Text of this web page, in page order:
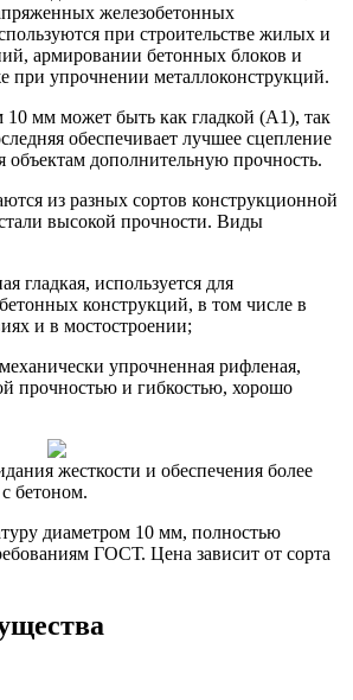
железобетонных
при строительстве жилых и
армировании бетонных блоков и
при упрочнении металлоконструкций.
10 мм может быть как гладкой (А1), так
обеспечивает лучшее сцепление
объектам дополнительную прочность.
из разных сортов конструкционной
высокой прочности. Виды
гладкая, используется для
конструкций, в том числе в
и в мостостроении;
упрочненная рифленая,
прочностью и гибкостью, хорошо
жесткости и обеспечения более
бетоном.
диаметром 10 мм, полностью
ГОСТ. Цена зависит от сорта